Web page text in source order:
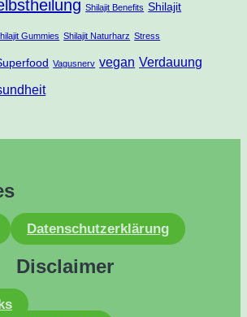
Shilajit Benefits Shilajit
Gummies Shilajit Naturharz Stress
Vagusnerv vegan Verdauung
Datenschutzerklärung
Disclaimer